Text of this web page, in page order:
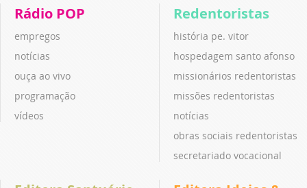
Rádio POP
empregos
notícias
ouça ao vivo
programação
vídeos
Redentoristas
história pe. vitor
hospedagem santo afonso
missionários redentoristas
missões redentoristas
notícias
obras sociais redentoristas
secretariado vocacional